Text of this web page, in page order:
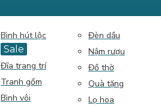
Bình hút lộc
Sale
Đĩa trang trí
Tranh gốm
Bình vôi
Đèn dầu
Nậm rượu
Đồ thờ
Quà tặng
Lọ hoa